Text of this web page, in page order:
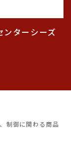
ンターシーズ
制御に関わる商品